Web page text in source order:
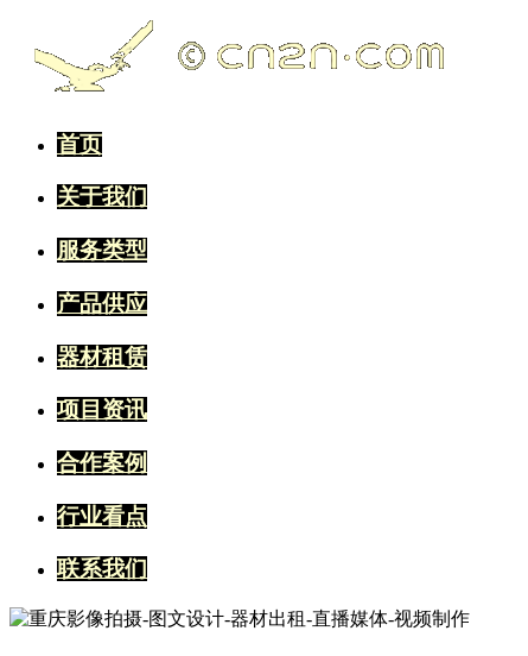
首页
关于我们
服务类型
产品供应
器材租赁
项目资讯
合作案例
行业看点
联系我们